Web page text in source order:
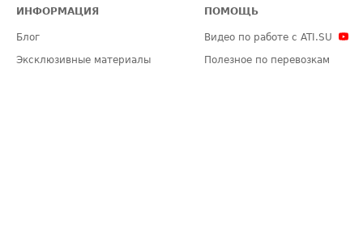
ИНФОРМАЦИЯ
Блог
Эксклюзивные материалы
ПОМОЩЬ
Видео по работе с ATI.SU
Полезное по перевозкам